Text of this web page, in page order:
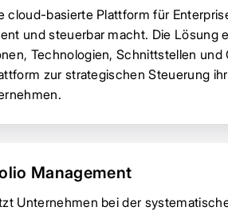
cloud-basierte Plattform für
und steuerbar macht. Die Lösung
Technologien, Schnittstellen
zur strategischen Steuerung
Management
Unternehmen bei der